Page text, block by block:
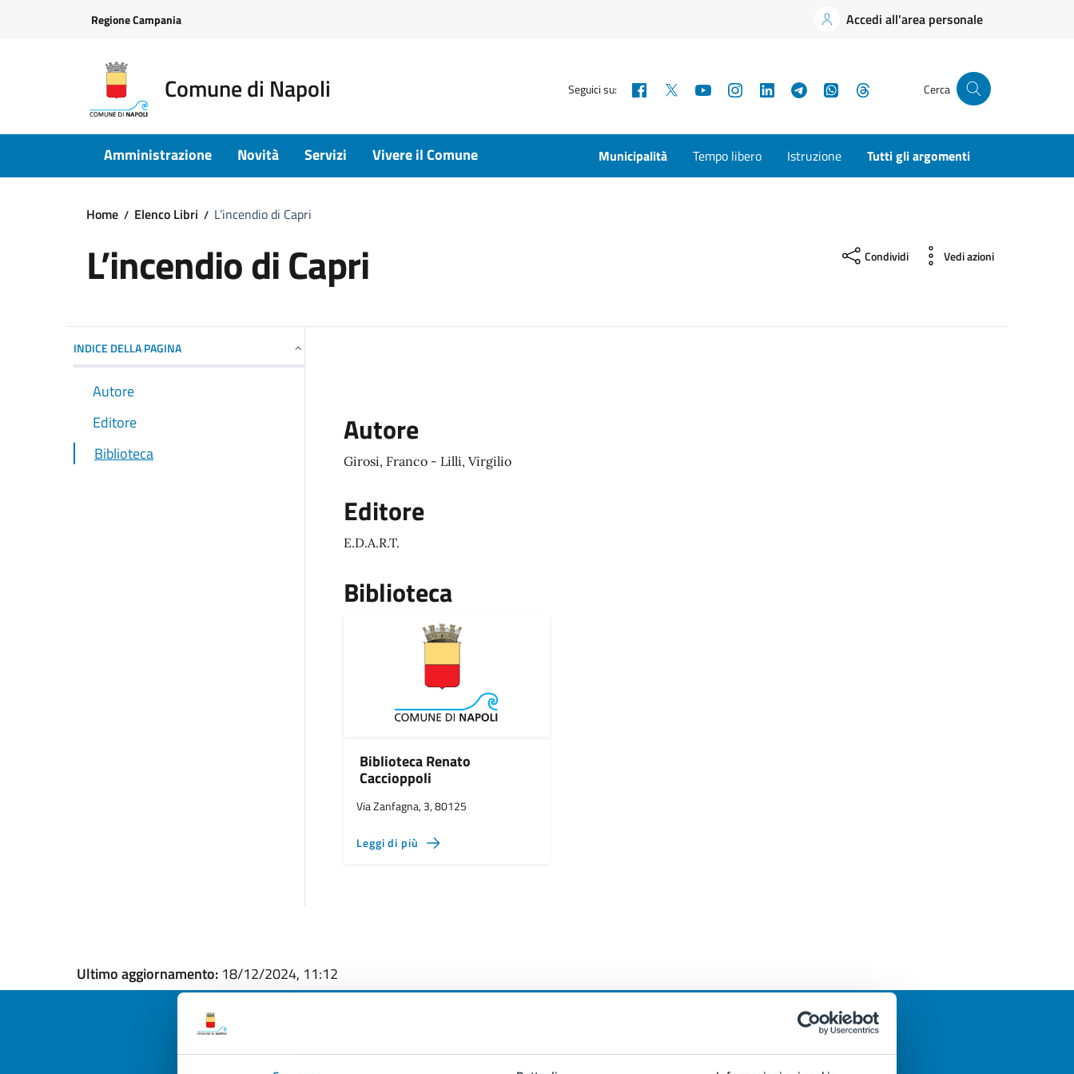
Regione Campania Accedi all'area personale
Comune di Napoli Seguici su: Facebook YouTubeInstagramLinkedInTelegramWhatsApp Cerca
Amministrazione Novità Servizi Vivere il Comune Municipalità Tempo libero Istruzione Tutti gli argomenti
Home Elenco Libri L’incendio di Capri
L’incendio di Capri Condividi Vedi azioni
INDICE DELLA PAGINA
Autore
Editore
Biblioteca
Autore
Girosi, Franco - Lilli, Virgilio
Editore
E.D.A.R.T.
Biblioteca
Biblioteca Renato
Caccioppoli
Via Zanfagna, 3, 80125
Leggi di più
Ultimo aggiornamento: 18/12/2024, 11:12